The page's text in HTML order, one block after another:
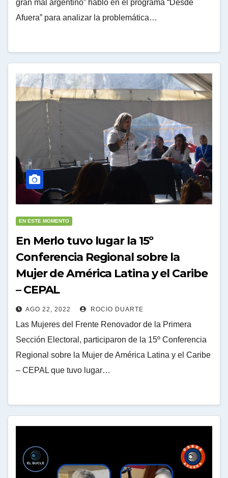
gran mal argentino” habló en el programa “Desde
Afuera” para analizar la problemática…
EN ESTE MOMENTO
En Merlo tuvo lugar la 15º
Conferencia Regional sobre la
Mujer de América Latina y el Caribe
– CEPAL
AGO 22, 2022 ROCIO DUARTE
Las Mujeres del Frente Renovador de la Primera
Sección Electoral, participaron de la 15º Conferencia
Regional sobre la Mujer de América Latina y el Caribe
– CEPAL que tuvo lugar…